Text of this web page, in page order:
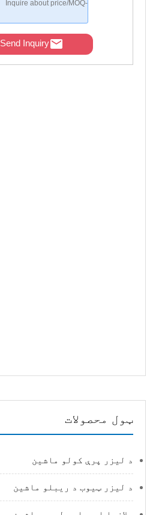
Send Inquiry
ټول محصولات
د لیزر پرې کولو ماشین
د لیزر ټیوب د ریبلو ماشین